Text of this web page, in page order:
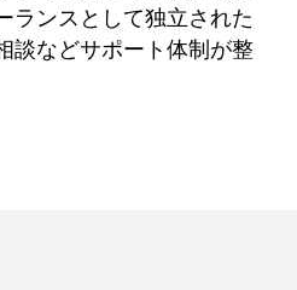
ランスとして独立された
談などサポート体制が整